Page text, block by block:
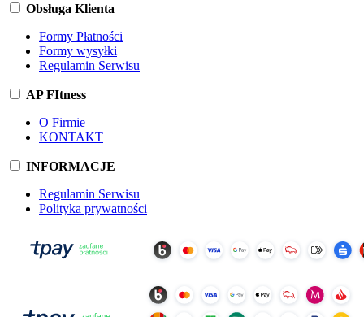
Obsługa Klienta
Formy Płatności
Formy wysyłki
Regulamin Serwisu
AP FItness
O Firmie
KONTAKT
INFORMACJE
Regulamin Serwisu
Polityka prywatności